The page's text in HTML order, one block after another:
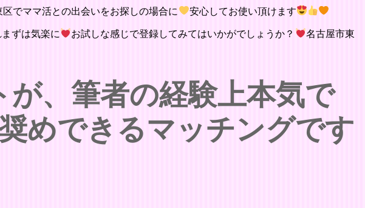
区でママ活との出会いをお探しの場合に 安心してお使い頂けます
ずは気楽に お試しな感じで登録してみてはいかがでしょうか？
名古屋市東
、筆者の経験上本気で
めできるマッチングです